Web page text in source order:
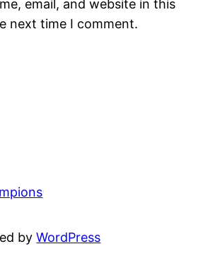
email, and website in this
next time I comment.
byWordPress